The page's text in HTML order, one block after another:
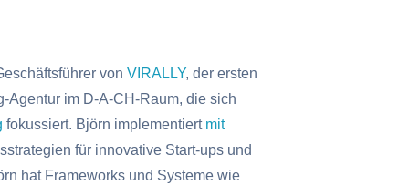
von VIRALLY, der ersten
Agentur im D-A-CH-Raum, die sich
fokussiert. Björn implementiert mit
für innovative Start-ups und
hat Frameworks und Systeme wie